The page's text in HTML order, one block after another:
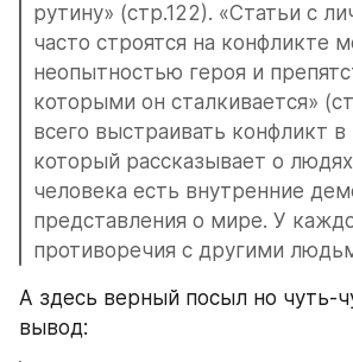
рутину» (стр.122). «Статьи с
часто строятся на конфликте
неопытностью героя и
которыми он сталкивается»
всего выстраивать конфликт
который рассказывает о
человека есть внутренние
представления о мире. У
противоречия с другими
А здесь верный посыл но чуть-
вывод: